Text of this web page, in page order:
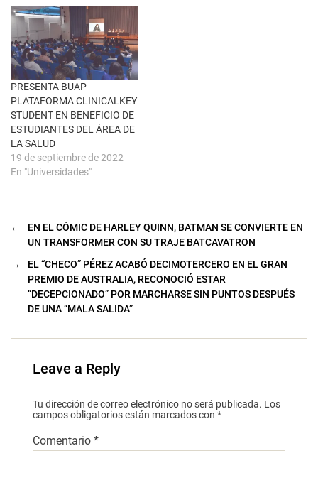
v
t
a
n
a
n
u
e
v
a
)
PRESENTA BUAP
PLATAFORMA CLINICALKEY
STUDENT EN BENEFICIO DE
ESTUDIANTES DEL ÁREA DE
LA SALUD
19 de septiembre de 2022
En "Universidades"
←
EN EL CÓMIC DE HARLEY QUINN, BATMAN SE CONVIERTE EN
UN TRANSFORMER CON SU TRAJE BATCAVATRON
→
EL “CHECO” PÉREZ ACABÓ DECIMOTERCERO EN EL GRAN
PREMIO DE AUSTRALIA, RECONOCIÓ ESTAR
“DECEPCIONADO” POR MARCHARSE SIN PUNTOS DESPUÉS
DE UNA “MALA SALIDA”
Leave a Reply
Tu dirección de correo electrónico no será publicada. Los
campos obligatorios están marcados con *
Comentario *